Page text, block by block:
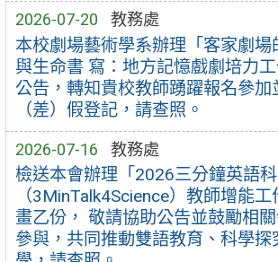
2026-07-20 教務處
本校劇場藝術學系辦理「客家劇場
與生命書 寫：地方記憶戲劇培力
公告，轉知貴校教師踴躍報名參加
（差）假登記，請查照。
2026-07-16 教務處
檢送本會辦理「2026三分鐘英語
（3MinTalk4Science）教師增能
畫乙份， 敬請協助公告並鼓勵相
參與，共同推動雙語教育、科學探